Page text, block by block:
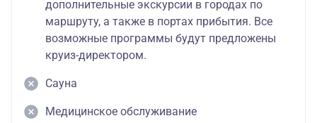
дополнительные экскурсии в городах по
маршруту, а также в портах прибытия. Все
возможные программы будут предложены
круиз-директором.
Сауна
Медицинское обслуживание